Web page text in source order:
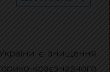
є знищення
краєзнавчого